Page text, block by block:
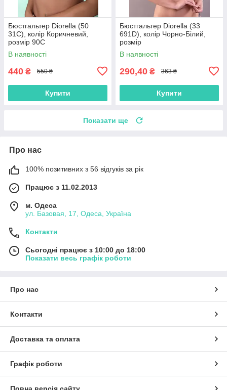
Бюстгальтер Diorella (50
31C), колір Коричневий,
розмір 90C
В наявності
440 ₴ 550 ₴
Купити
Бюстгальтер Diorella (33
691D), колір Чорно-Білий,
розмір
В наявності
290,40 ₴ 363 ₴
Купити
Показати ще
Про нас
100% позитивних з 56 відгуків за рік
Працює з 11.02.2013
м. Одеса
ул. Базовая, 17, Одеса, Україна
Контакти
Сьогодні працює з 10:00 до 18:00
Показати весь графік роботи
Про нас
Контакти
Доставка та оплата
Графік роботи
Повна версія сайту